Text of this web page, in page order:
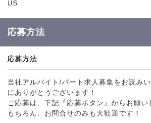
US
応募方法
応募方法
当社アルバイト/パート求人募集をお読み
にありがとうございます！
ご応募は、下記『応募ボタン』からお願い
もちろん、お問合せのみも大歓迎です！